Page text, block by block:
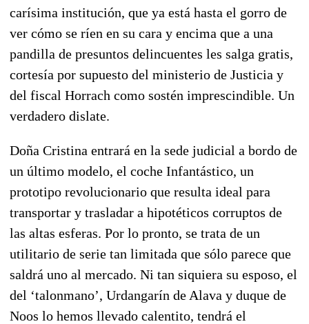
carísima institución, que ya está hasta el gorro de
ver cómo se ríen en su cara y encima que a una
pandilla de presuntos delincuentes les salga gratis,
cortesía por supuesto del ministerio de Justicia y
del fiscal Horrach como sostén imprescindible. Un
verdadero dislate.
Doña Cristina entrará en la sede judicial a bordo de
un último modelo, el coche Infantástico, un
prototipo revolucionario que resulta ideal para
transportar y trasladar a hipotéticos corruptos de
las altas esferas. Por lo pronto, se trata de un
utilitario de serie tan limitada que sólo parece que
saldrá uno al mercado. Ni tan siquiera su esposo, el
del ‘talonmano’, Urdangarín de Alava y duque de
Noos lo hemos llevado calentito, tendrá el